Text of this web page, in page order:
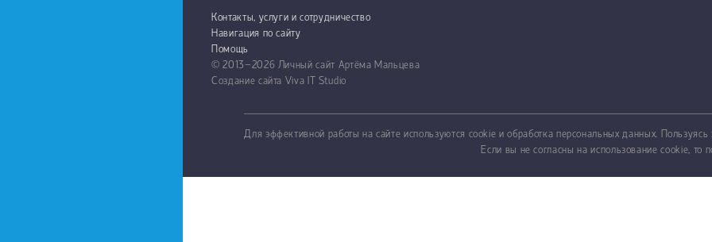
Контакты, услуги и сотрудничество
Навигация по сайту
Помощь
© 2013−2026 Личный сайт Артёма Мальцева
Создание сайта Viva IT Studio
Для эффективной работы на сайте используются cookie и обработка персональных данных.
Если вы не согласны на использование cookie, то